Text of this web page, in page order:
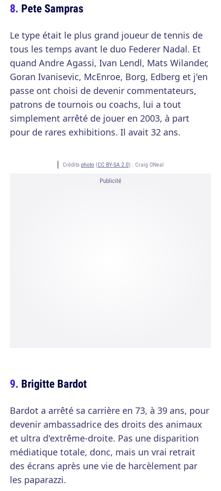
Pete Sampras
Le type était le plus grand joueur de tennis de
tous les temps avant le duo Federer Nadal. Et
quand Andre Agassi, Ivan Lendl, Mats Wilander,
Goran Ivanisevic, McEnroe, Borg, Edberg et j'en
passe ont choisi de devenir commentateurs,
patrons de tournois ou coachs, lui a tout
simplement arrêté de jouer en 2003, à part
pour de rares exhibitions. Il avait 32 ans.
Crédits photo(CC BY-SA 2.0) : Craig ONeal
Publicité
Brigitte Bardot
Bardot a arrêté sa carrière en 73, à 39 ans, pour
devenir ambassadrice des droits des animaux
et ultra d'extrême-droite. Pas une disparition
médiatique totale, donc, mais un vrai retrait
des écrans après une vie de harcèlement par
les paparazzi.